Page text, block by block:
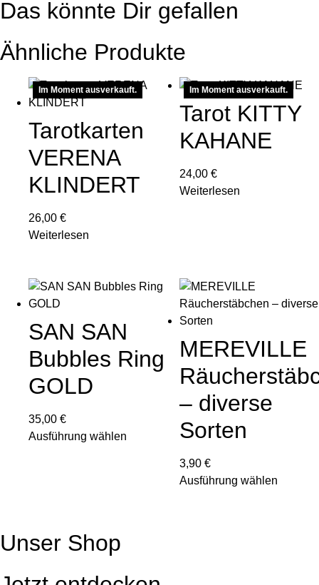
orange
Menge
Das könnte Dir gefallen
Ähnliche Produkte
Im Moment ausverkauft.
Tarotkarten
VERENA
KLINDERT
26,00 €
Weiterlesen
Im Moment ausverkauft.
Tarot KITTY
KAHANE
24,00€
Weiterlesen
SAN SAN
Bubbles Ring
GOLD
35,00 €
Ausführung wählen
auf.
MEREVILLE
– diverse
Sorten
3,90€
Ausführung wählen
Unser Shop